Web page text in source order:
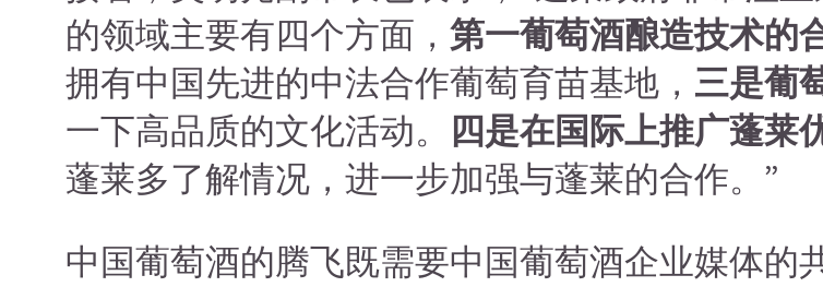
的领域主要有四个方面， 第一葡萄酒酿造技术的
拥有中国先进的中法合作葡萄育苗基地， 三是葡
一下高品质的文化活动。
四是在国际上推广蓬莱
蓬莱多了解情况，进一步加强与蓬莱的合作。”
中国葡萄酒的腾飞既需要中国葡萄酒企业媒体的